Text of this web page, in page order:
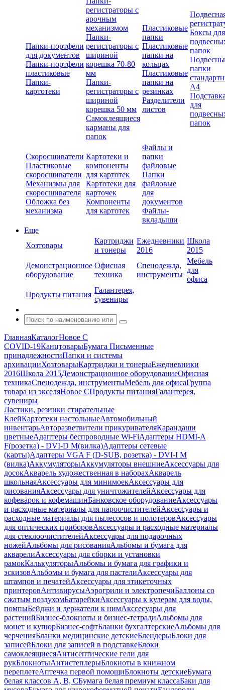
Папки-портфели
для документов
Папки-портфели
пластиковые
Папки-
картотеки
регистраторы с
арочным
механизмом
Папки-
регистраторы с
шириной
корешка 70-80
мм
Папки-
регистраторы с
шириной
корешка 50 мм
Самоклеящиеся
карманы для
папок
Пластиковые
папки
Пластиковые
папки на
кольцах
Пластиковые
папки на
резинках
Разделители
листов
Боксы для
папок
папки
А4
для
папок
Скоросшиватели
Пластиковые
скоросшиватели
Механизмы для
скоросшивателя
Обложка без
механизма
Картотеки и
компоненты
для картотек
Картотеки для
карточек
Компоненты
для картотек
Файлы и
папки
файловые
Папки
файловые
для
документов
Файлы-
вкладыши
Еще
Хозтовары
Картриджи
и тонеры
Ежедневники
2016
Школа
2015
Демонстрационное
оборудование
Офисная
техника
Спецодежда,
инструменты
Мебель
для
офиса
Продукты питания
Галантерея,
сувениры
ГлавнаяКаталогНовое С
COVID-19КанцтоварыБумага Письменные
принадлежностиПапки и системы
архивацииХозтоварыКартриджи и тонерыЕжедневники
2016Школа 2015Демонстрационное оборудованиеОфисная
техникаСпецодежда, инструментыМебель для офисаГруппа
товара из экселяНовое СПродукты питанияГалантерея,
сувениры
Ластики, резинки стирательные
КлейКартотеки настольныеАвтомобильный
инвентарьАвторазветвители прикуривателяКарандаши
цветныеАдаптеры беспроводные Wi-FiАдаптеры HDMI-A
F(розетка) - DVI-D M(вилка)Адаптеры сетевые
(карты)Адаптеры VGA F (D-SUB, розетка) - DVI-I M
(вилка)АккумуляторыАккумуляторы внешниеАксессуары для
досокАкварель художественная в наборахАкварель
школьнаяАксессуары для минимоекАксессуары для
рисованияАксессуары для уничтожителейАксессуары для
кофеварок и кофемашинБанковское оборудованиеАксессуары
и расходные материалы для пароочистителейАксессуары и
расходные материалы для пылесосов и полотеровАксессуары
для оптических приборовАксессуары и расходные материалы
для стеклоочистителейАксессуары для подарочных
ножейАльбомы для рисованияАльбомы и бумага для
акварелиАксессуары для сборки и установки
рамокКалькуляторыАльбомы и бумага для графики и
эскизовАльбомы и бумага для пастелиАксессуары для
штампов и печатейАксессуары для этикеточных
принтеровАнтивирусыАэрогрили и электропечиБаллоны со
сжатым воздухомБатарейкиАксессуары к кулерам для воды,
помпыБейджи и держатели к нимАкссесуары для
растенийБизнес-блокноты и бизнес-тетрадиАльбомы для
монет и купюрБизнес-софтБланки бухгалтерскиеАльбомы для
черченияБланки медицинские детскиеБлендерыБлоки для
записейБлоки для записей в подставкеБлоки
самоклеящиесяАнтисептические гели для
рукБлокнотыАнтистеплерыБлокноты в книжном
переплетеАптечка первой помощиБлокноты детскиеБумага
белая классов А, В, СБумага белая премиум классаБаки для